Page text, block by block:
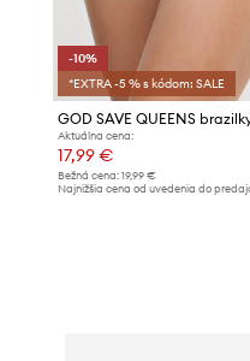
-10%
*EXTRA -5 % s kódom: SALE
Aktuálna cena:
17,99 €
Bežná cena: 19,99 €
Najnižšia cena od uvedenia do